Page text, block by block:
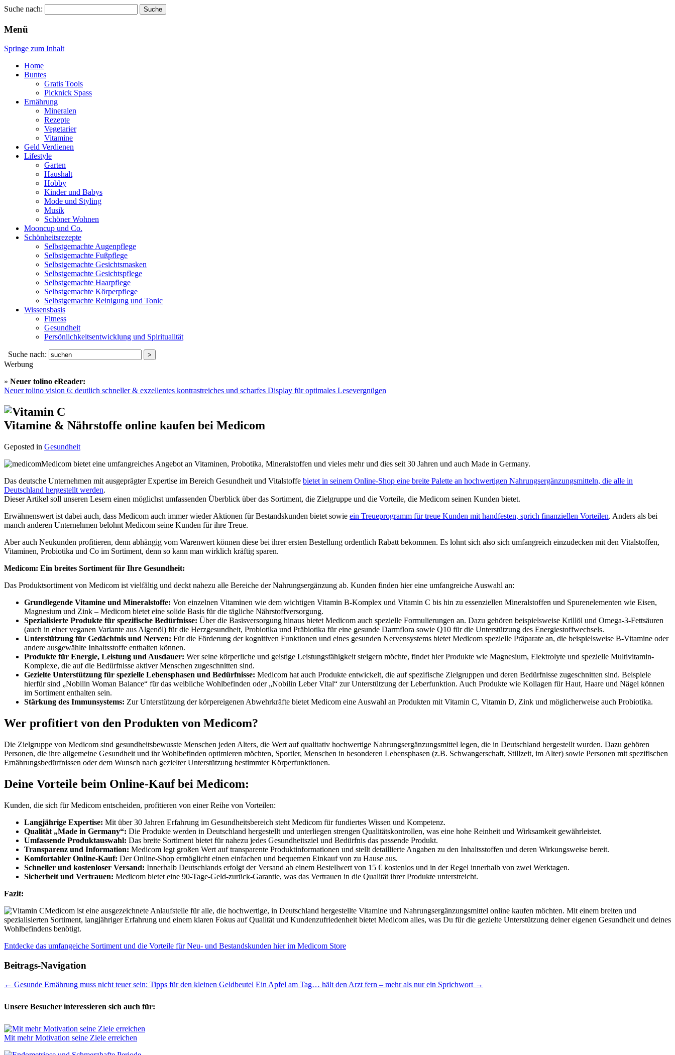
Pinkies
Suche nach:
Menü
Springe zum Inhalt
Home
Buntes
Gratis Tools
Picknick Spass
Ernährung
Mineralen
Rezepte
Vegetarier
Vitamine
Geld Verdienen
Lifestyle
Garten
Haushalt
Hobby
Kinder und Babys
Mode und Styling
Musik
Schöner Wohnen
Mooncup und Co.
Schönheitsrezepte
Selbstgemachte Augenpflege
Selbstgemachte Fußpflege
Selbstgemachte Gesichtsmasken
Selbstgemachte Gesichtspflege
Selbstgemachte Haarpflege
Selbstgemachte Körperpflege
Selbstgemachte Reinigung und Tonic
Wissensbasis
Fitness
Gesundheit
Persönlichkeitsentwicklung und Spiritualität
Suche nach:
Werbung
» Neuer tolino eReader:
Neuer tolino vision 6: deutlich schneller & exzellentes kontrastreiches und scharfes Display für optimales Lesevergnügen
Vitamine & Nährstoffe online kaufen bei Medicom
Geposted in Gesundheit
Medicom bietet eine umfangreiches Angebot an Vitaminen, Probotika, Mineralstoffen und vieles mehr und dies seit 30 Jahren und auch Made in Germany.
Das deutsche Unternehmen mit ausgeprägter Expertise im Bereich Gesundheit und Vitalstoffe bietet in seinem Online-Shop eine breite Palette an hochwertigen Nahrungsergänzungsmitteln, die alle in
Deutschland hergestellt werden.
Dieser Artikel soll unseren Lesern einen möglichst umfassenden Überblick über das Sortiment, die Zielgruppe und die Vorteile, die Medicom seinen Kunden bietet.
Erwähnenswert ist dabei auch, dass Medicom auch immer wieder Aktionen für Bestandskunden bietet sowie ein Treueprogramm für treue Kunden mit handfesten, sprich finanziellen Vorteilen. Anders als bei
manch anderen Unternehmen belohnt Medicom seine Kunden für ihre Treue.
Aber auch Neukunden profitieren, denn abhängig vom Warenwert können diese bei ihrer ersten Bestellung ordentlich Rabatt bekommen. Es lohnt sich also sich umfangreich einzudecken mit den Vitalstoffen,
Vitaminen, Probiotika und Co im Sortiment, denn so kann man wirklich kräftig sparen.
Medicom: Ein breites Sortiment für Ihre Gesundheit:
Das Produktsortiment von Medicom ist vielfältig und deckt nahezu alle Bereiche der Nahrungsergänzung ab. Kunden finden hier eine umfangreiche Auswahl an:
Grundlegende Vitamine und Mineralstoffe: Von einzelnen Vitaminen wie dem wichtigen Vitamin B-Komplex und Vitamin C bis hin zu essenziellen Mineralstoffen und Spurenelementen wie Eisen,
Magnesium und Zink – Medicom bietet eine solide Basis für die tägliche Nährstoffversorgung.
Spezialisierte Produkte für spezifische Bedürfnisse: Über die Basisversorgung hinaus bietet Medicom auch spezielle Formulierungen an. Dazu gehören beispielsweise Krillöl und Omega-3-Fettsäuren
(auch in einer veganen Variante aus Algenöl) für die Herzgesundheit, Probiotika und Präbiotika für eine gesunde Darmflora sowie Q10 für die Unterstützung des Energiestoffwechsels.
Unterstützung für Gedächtnis und Nerven: Für die Förderung der kognitiven Funktionen und eines gesunden Nervensystems bietet Medicom spezielle Präparate an, die beispielsweise B-Vitamine oder
andere ausgewählte Inhaltsstoffe enthalten können.
Produkte für Energie, Leistung und Ausdauer: Wer seine körperliche und geistige Leistungsfähigkeit steigern möchte, findet hier Produkte wie Magnesium, Elektrolyte und spezielle Multivitamin-
Komplexe, die auf die Bedürfnisse aktiver Menschen zugeschnitten sind.
Gezielte Unterstützung für spezielle Lebensphasen und Bedürfnisse: Medicom hat auch Produkte entwickelt, die auf spezifische Zielgruppen und deren Bedürfnisse zugeschnitten sind. Beispiele
hierfür sind „Nobilin Woman Balance“ für das weibliche Wohlbefinden oder „Nobilin Leber Vital“ zur Unterstützung der Leberfunktion. Auch Produkte wie Kollagen für Haut, Haare und Nägel können
im Sortiment enthalten sein.
Stärkung des Immunsystems: Zur Unterstützung der körpereigenen Abwehrkräfte bietet Medicom eine Auswahl an Produkten mit Vitamin C, Vitamin D, Zink und möglicherweise auch Probiotika.
Wer profitiert von den Produkten von Medicom?
Die Zielgruppe von Medicom sind gesundheitsbewusste Menschen jeden Alters, die Wert auf qualitativ hochwertige Nahrungsergänzungsmittel legen, die in Deutschland hergestellt wurden. Dazu gehören
Personen, die ihre allgemeine Gesundheit und ihr Wohlbefinden optimieren möchten, Sportler, Menschen in besonderen Lebensphasen (z.B. Schwangerschaft, Stillzeit, im Alter) sowie Personen mit spezifischen
Ernährungsbedürfnissen oder dem Wunsch nach gezielter Unterstützung bestimmter Körperfunktionen.
Deine Vorteile beim Online-Kauf bei Medicom:
Kunden, die sich für Medicom entscheiden, profitieren von einer Reihe von Vorteilen:
Langjährige Expertise: Mit über 30 Jahren Erfahrung im Gesundheitsbereich steht Medicom für fundiertes Wissen und Kompetenz.
Qualität „Made in Germany“: Die Produkte werden in Deutschland hergestellt und unterliegen strengen Qualitätskontrollen, was eine hohe Reinheit und Wirksamkeit gewährleistet.
Umfassende Produktauswahl: Das breite Sortiment bietet für nahezu jedes Gesundheitsziel und Bedürfnis das passende Produkt.
Transparenz und Information: Medicom legt großen Wert auf transparente Produktinformationen und stellt detaillierte Angaben zu den Inhaltsstoffen und deren Wirkungsweise bereit.
Komfortabler Online-Kauf: Der Online-Shop ermöglicht einen einfachen und bequemen Einkauf von zu Hause aus.
Schneller und kostenloser Versand: Innerhalb Deutschlands erfolgt der Versand ab einem Bestellwert von 15 € kostenlos und in der Regel innerhalb von zwei Werktagen.
Sicherheit und Vertrauen: Medicom bietet eine 90-Tage-Geld-zurück-Garantie, was das Vertrauen in die Qualität ihrer Produkte unterstreicht.
Fazit:
Medicom ist eine ausgezeichnete Anlaufstelle für alle, die hochwertige, in Deutschland hergestellte Vitamine und Nahrungsergänzungsmittel online kaufen möchten. Mit einem breiten und
spezialisierten Sortiment, langjähriger Erfahrung und einem klaren Fokus auf Qualität und Kundenzufriedenheit bietet Medicom alles, was Du für die gezielte Unterstützung deiner eigenen Gesundheit und deines
Wohlbefindens benötigt.
Entdecke das umfangeiche Sortiment und die Vorteile für Neu- und Bestandskunden hier im Medicom Store
Beitrags-Navigation
← Gesunde Ernährung muss nicht teuer sein: Tipps für den kleinen Geldbeutel Ein Apfel am Tag… hält den Arzt fern – mehr als nur ein Sprichwort →
Unsere Besucher interessieren sich auch für:
Mit mehr Motivation seine Ziele erreichen